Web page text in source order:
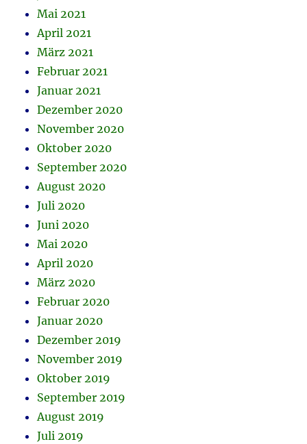
Mai 2021
April 2021
März 2021
Februar 2021
Januar 2021
Dezember 2020
November 2020
Oktober 2020
September 2020
August 2020
Juli 2020
Juni 2020
Mai 2020
April 2020
März 2020
Februar 2020
Januar 2020
Dezember 2019
November 2019
Oktober 2019
September 2019
August 2019
Juli 2019